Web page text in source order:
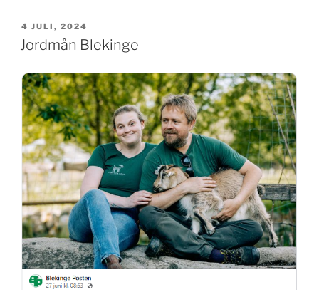
PUBLICERAT
4 JULI, 2024
Jordmån Blekinge